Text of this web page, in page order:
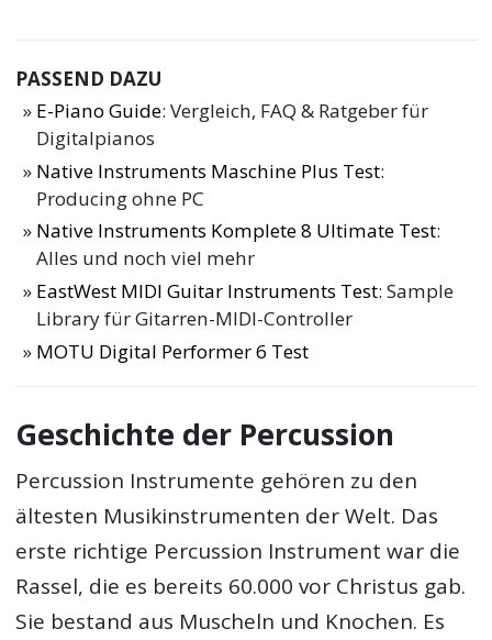
PASSEND DAZU
E-Piano Guide: Vergleich, FAQ & Ratgeber für
Digitalpianos
Native Instruments Maschine Plus Test:
Producing ohne PC
Native Instruments Komplete 8 Ultimate Test:
Alles und noch viel mehr
EastWest MIDI Guitar Instruments Test: Sample
Library für Gitarren-MIDI-Controller
MOTU Digital Performer 6 Test
Geschichte der Percussion
Percussion Instrumente gehören zu den
ältesten Musikinstrumenten der Welt. Das
erste richtige Percussion Instrument war die
Rassel, die es bereits 60.000 vor Christus gab.
Sie bestand aus Muscheln und Knochen. Es